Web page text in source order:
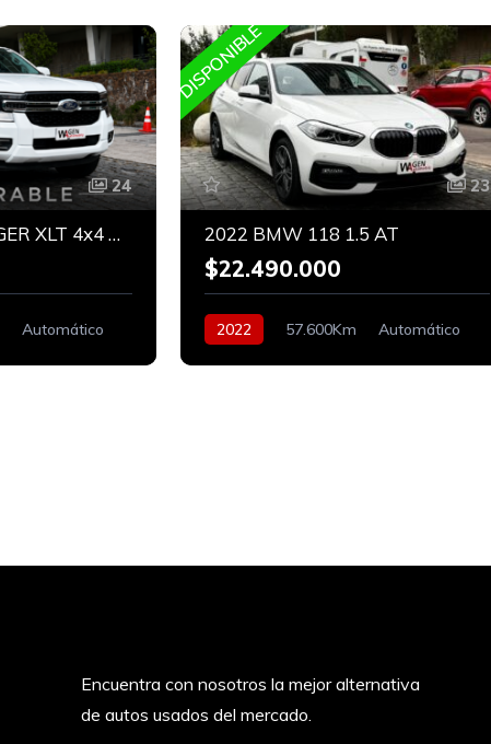
24
2025 FORD RANGER XLT 4x4 BITURBO
Automático
DISPONIBLE
23
2022 BMW 118 1.5 AT
$22.490.000
2022 57.600Km
Automático
Encuentra con nosotros la mejor alternativa
de autos usados del mercado.